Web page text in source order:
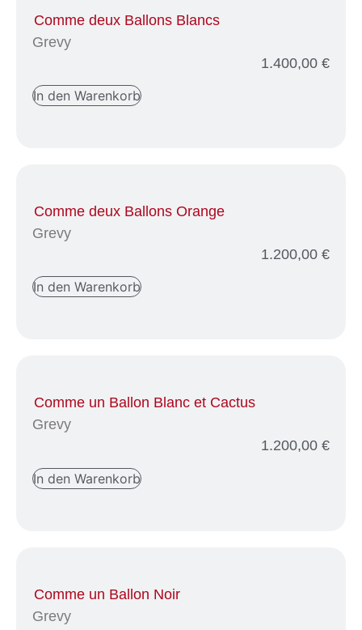
Comme deux Ballons Blancs
Grevy
1.400,00 €
In den Warenkorb
Comme deux Ballons Orange
Grevy
1.200,00 €
In den Warenkorb
Comme un Ballon Blanc et Cactus
Grevy
1.200,00 €
In den Warenkorb
Comme un Ballon Noir
Grevy